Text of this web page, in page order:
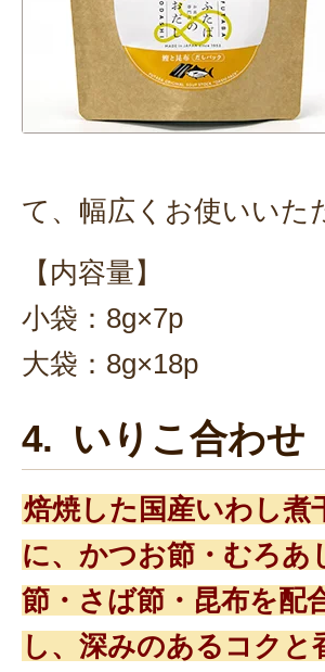
て、幅広くお使いいた
【内容量】
小袋：8g×7p
大袋：8g×18p
4. いりこ合わせ
焙焼した国産いわし煮
に、かつお節・むろあ
節・さば節・昆布を配
し、深みのあるコクと